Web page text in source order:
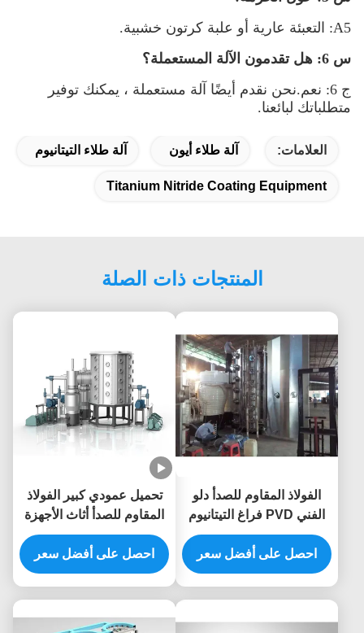
A5: التعبئة عارية أو علبة كرتون خشبية.
س 6: هل تقدمون الآلة المستعملة؟
ج 6: نعم.نحن نقدم أيضًا آلة مستعملة ، يمكنك توفير
متطلباتك لبائعنا.
العلامات: آلة طلاء أيون آلة طلاء التيتانيوم
Titanium Nitride Coating Equipment
المنتجات ذات الصلة
الفولاذ المقاوم للصدأ دلو
الفني PVD فراغ التيتانيوم
نيتريد طلاء آلة للون ذهبي
احصل على أفضل سعر
تحميل عمودي كبير الفولاذ
المقاوم للصدأ أثاث الأجهزة
فراغ طلاء الذهب آلة PVD
احصل على أفضل سعر